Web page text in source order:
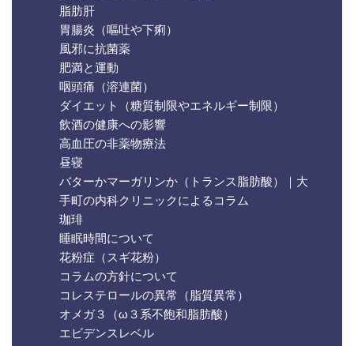
脂肪肝
胃腸炎（嘔吐や下痢）
風邪に抗菌薬
肥満と運動
咽頭痛（溶連菌）
ダイエット（糖質制限やエネルギー制限）
飲酒の健康への影響
高血圧の非薬物療法
昼寝
バターかマーガリンか（トランス脂肪酸）｜大
手町の内科クリニックによるコラム
珈琲
睡眠時間について
花粉症（スギ花粉）
コラムの方針について
コレステロールの異常（脂質異常）
オメガ３（ω３系不飽和脂肪酸）
エビデンスレベル